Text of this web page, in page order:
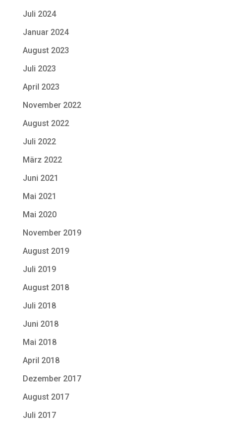
Juli 2024
Januar 2024
August 2023
Juli 2023
April 2023
November 2022
August 2022
Juli 2022
März 2022
Juni 2021
Mai 2021
Mai 2020
November 2019
August 2019
Juli 2019
August 2018
Juli 2018
Juni 2018
Mai 2018
April 2018
Dezember 2017
August 2017
Juli 2017